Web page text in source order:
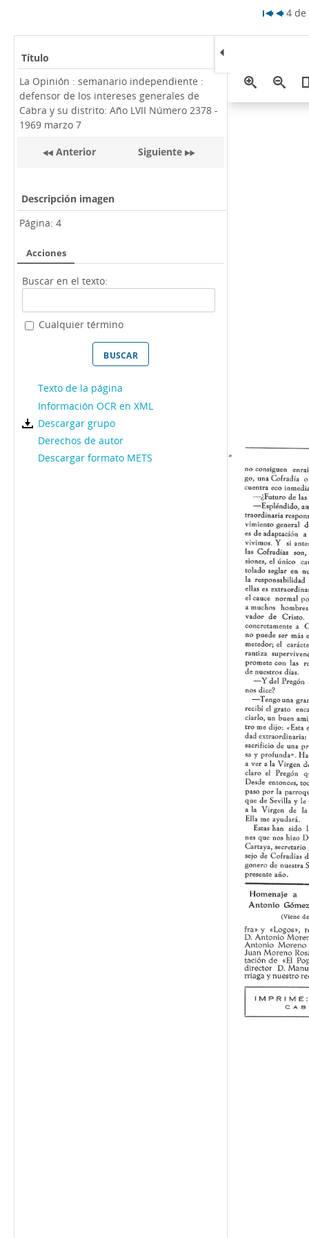
4
Título
La Opinión : semanario independiente :
defensor de los intereses generales de
Cabra y su distrito: Año LVII Número 2378 -
1969 marzo 7
Anterior Siguiente
Descripción imagen
Página: 4
Acciones
Buscar en el texto:
Cualquier término
Texto de la página
Información OCR en XML
Descargar grupo
Derechos de autor
Descargar formato METS